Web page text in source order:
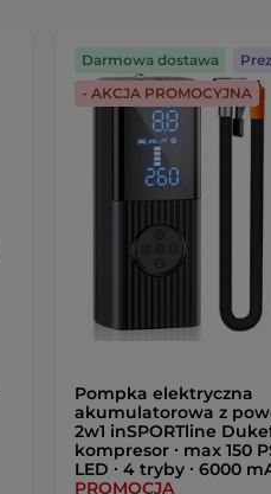
Pompka elektryczna
akumulatorowa z
2w1 inSPORTline
kompresor ∙ max 150
LED ∙ 4 tryby ∙ 6000
PROMOCJA
Darmowa dostawa
- AKCJA PROMOCYJNA